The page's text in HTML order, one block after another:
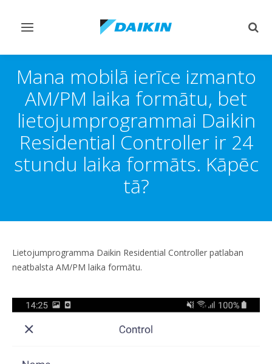
Pārslēgt
Mana mobilā ierīce izmanto
AM/PM laika formātu, bet
lietojumprogrammai Daikin
Residential Controller ir 24
stundu laika formāts. Kāpēc
tā?
Lietojumprogramma Daikin Residential Controller patlaban
neatbalsta AM/PM laika formātu.